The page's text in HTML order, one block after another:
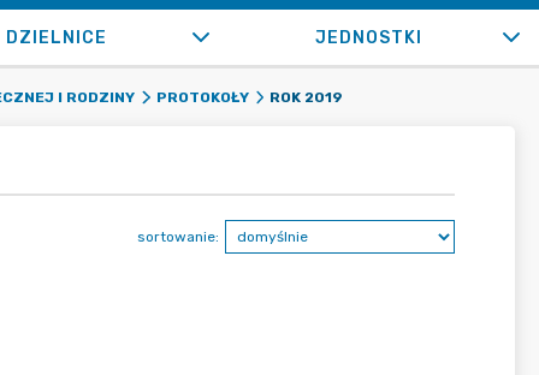
DZIELNICE JEDNOSTKI
I RODZINY PROTOKOŁY ROK 2019
sortowanie: